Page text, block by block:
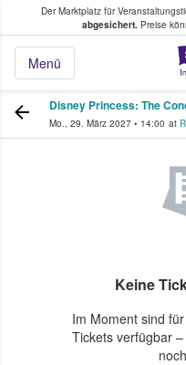
Der Marktplatz für
abgesichert.Preise
Menü
Tickets kaufen
Disney Princess: The
Mo., 29. März 2027 • 14:00 at
Keine
Im Moment sind
Tickets verfügbar